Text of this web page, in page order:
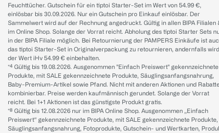
Feuchttücher. Gutschein für ein tiptoi Starter-Set im Wert von 54.99 €,
einlösbar bis 30.09.2026. Nur ein Gutschein pro Einkauf einlösbar. Der
Sammelwert wird auf der Rechnung angedruckt. Gültig in allen BIPA Filialen
im Online Shop. Solange der Vorrat reicht. Abholung des tiptoi Starter Sets
in der BIPA Filiale möglich. Bei Retournierung der PAMPERS Einkäufe ist
das tiptoi Starter-Set in Originalverpackung zu retournieren, andernfalls wird
der Wert iHv 54.99 € einbehalten.
*⁴ Gültig bis 19.08.2026. Ausgenommen "Einfach Preiswert" gekennzeichnete
Produkte, mit SALE gekennzeichnete Produkte, Säuglingsanfangsnahrung,
Baby-Premium-Artikel sowie Pfand. Nicht mit anderen Aktionen und
kombinierbar. Preise werden kaufmännisch gerundet. Solange der Vorrat
reicht. Bei 1+1 Aktionen ist das günstigste Produkt gratis.
*⁸ Gültig bis 12.08.2026 nur im BIPA Online Shop. Ausgenommen „Einfach
Preiswert“ gekennzeichnete Produkte, mit SALE gekennzeichnete Produkte,
Säuglingsanfangsnahrung, Fotoprodukte, Gutschein- und Wertkarten,